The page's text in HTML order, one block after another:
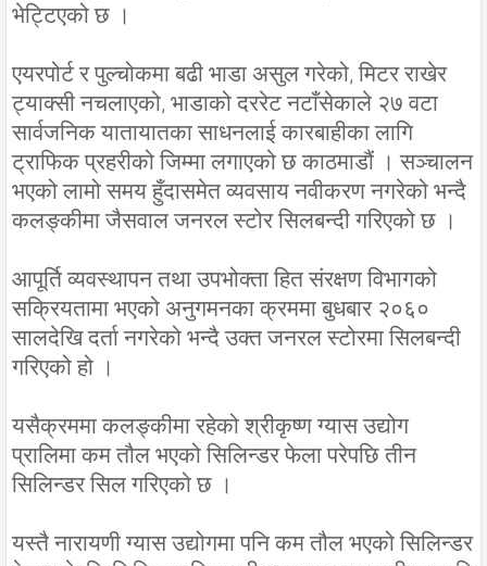
भेट्टिएको छ ।
एयरपोर्ट र पुल्चोकमा बढी भाडा असुल गरेको, मिटर राखेर
ट्याक्सी नचलाएको, भाडाको दररेट नटाँसेकाले २७ वटा
सार्वजनिक यातायातका साधनलाई कारबाहीका लागि
ट्राफिक प्रहरीको जिम्मा लगाएको छ काठमाडौं । सञ्चालन
भएको लामो समय हुँदासमेत व्यवसाय नवीकरण नगरेको भन्दै
कलङ्कीमा जैसवाल जनरल स्टोर सिलबन्दी गरिएको छ ।
आपूर्ति व्यवस्थापन तथा उपभोक्ता हित संरक्षण विभागको
सक्रियतामा भएको अनुगमनका क्रममा बुधबार २०६०
सालदेखि दर्ता नगरेको भन्दै उक्त जनरल स्टोरमा सिलबन्दी
गरिएको हो ।
यसैक्रममा कलङ्कीमा रहेको श्रीकृष्ण ग्यास उद्योग
प्रालिमा कम तौल भएको सिलिन्डर फेला परेपछि तीन
सिलिन्डर सिल गरिएको छ ।
यस्तै नारायणी ग्यास उद्योगमा पनि कम तौल भएको सिलिन्डर